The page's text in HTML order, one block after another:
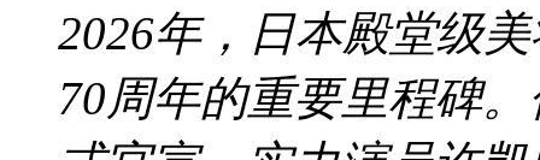
2026年，日本殿堂级
70周年的重要里程碑